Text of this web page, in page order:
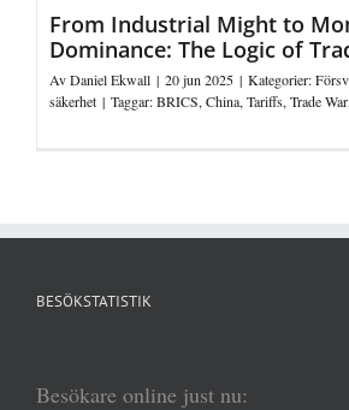
From Industrial Might to
Dominance: The Logic of
AvDaniel Ekwall | 20 jun 2025 | Kategorier:
säkerhet | Taggar:BRICS, China, Tariffs, Trade War
BESÖKSTATISTIK
Besökare online just nu: